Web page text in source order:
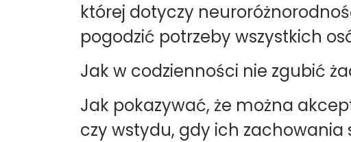
której dotyczy
pogodzić potrzeby wszystkich
Jak w codzienności nie zgubić
Jak pokazywać, że można
czy wstydu, gdy ich zachowania